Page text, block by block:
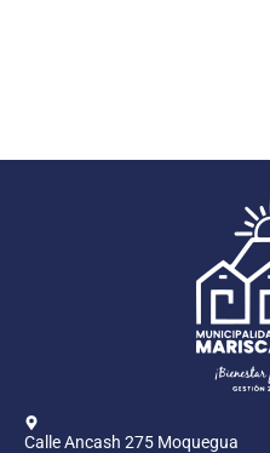
Calle Ancash 275 Moquegua